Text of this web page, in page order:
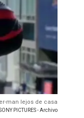
man lejos de casa
PICTURES - Archivo